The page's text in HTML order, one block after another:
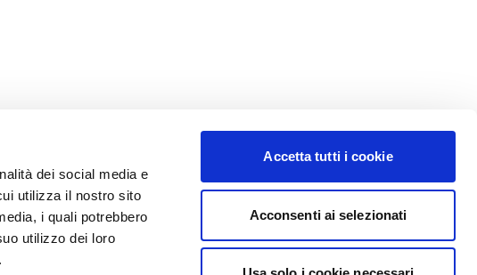
dei social media e
utilizza il nostro sito
i quali potrebbero
utilizzo dei loro
Accetta tutti i cookie
Acconsenti ai selezionati